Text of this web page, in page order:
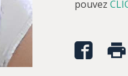
pouvez